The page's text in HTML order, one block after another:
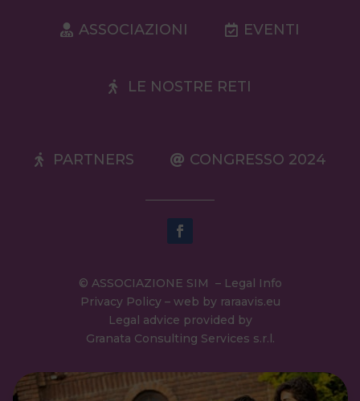
ASSOCIAZIONI EVENTI
LE NOSTRE RETI
PARTNERS CONGRESSO 2024
© ASSOCIAZIONE SIM – Legal Info
Privacy Policy– web by raraavis.eu
Legal advice provided by
Granata Consulting Services s.r.l.